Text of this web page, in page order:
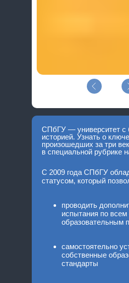
С 2009 года СПбГУ
статусом, который
проводить
испытания по
образовательным
самостоятельно
собственные
стандарты
СПбГУ — университет с
историей. Узнать о
произошедших за три
в специальной рубрике